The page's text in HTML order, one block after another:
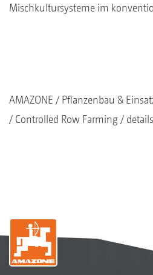
Mischkultursysteme im
AMAZONE Pflanzenbau &
Controlled Row Farming